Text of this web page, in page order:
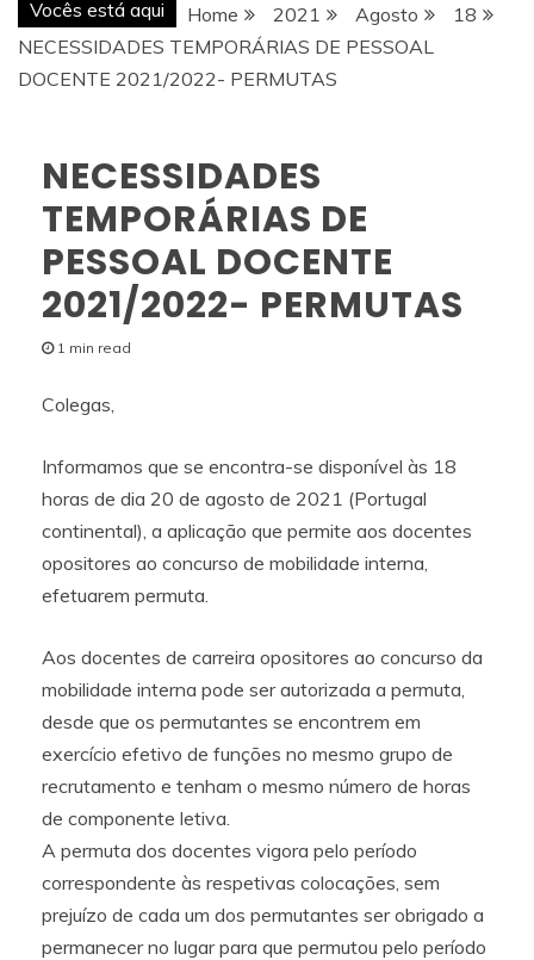
Vocês está aqui Home 2021 Agosto
18
NECESSIDADES TEMPORÁRIAS DE PESSOAL
DOCENTE 2021/2022- PERMUTAS
NECESSIDADES
TEMPORÁRIAS DE
PESSOAL DOCENTE
2021/2022- PERMUTAS
1 min read
Colegas,
Informamos que se encontra-se disponível às 18
horas de dia 20 de agosto de 2021 (Portugal
continental), a aplicação que permite aos docentes
opositores ao concurso de mobilidade interna,
efetuarem permuta.
Aos docentes de carreira opositores ao concurso da
mobilidade interna pode ser autorizada a permuta,
desde que os permutantes se encontrem em
exercício efetivo de funções no mesmo grupo de
recrutamento e tenham o mesmo número de horas
de componente letiva.
A permuta dos docentes vigora pelo período
correspondente às respetivas colocações, sem
prejuízo de cada um dos permutantes ser obrigado a
permanecer no lugar para que permutou pelo período